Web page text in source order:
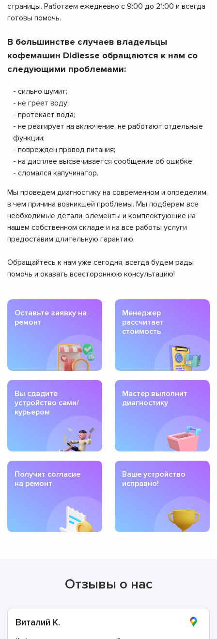
страницы. Работаем ежедневно с 9:00 до 21:00 и всегда
готовы помочь.
В большинстве случаев владельцы
кофемашин Didiesse обращаются к нам со
следующими проблемами:
- сильно шумит;
- не греет воду;
- протекает вода;
- не реагирует на включение, не работают отдельные
функции;
- поврежден провод питания;
- на дисплее высвечивается сообщение об ошибке;
- сломался капучинатор.
Мы проведем диагностику на современном и определим,
в чем причина возникшей проблемы. Мы подберем все
необходимые детали, элементы и комплектующие на
нашем собственном складе и на все работы услуги
предоставим длительную гарантию.
Обращайтесь к нам уже сегодня, всегда будем рады
помочь и оказать всестороннюю консультацию!
Оставьте заявку на
ремонт
Менеджер
рассчитает
стоимость
Вы сдадите
устройство сами/
курьером
Мастер выполнит
диагностику
Получит согласие
на ремонт
Ваше устройство
исправно!
Отзывы о нас
Виталий К.